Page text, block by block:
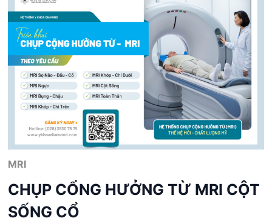
MRI
CHỤP CỔNG HƯỞNG TỪ MRI CỘT
SỐNG CỔ